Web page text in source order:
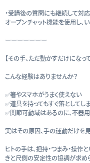
・受講後の質問にも継続して対応
オープンチャット機能を使用し、
ーーーーーーー
【その手、ただ動かすだけになっ
こんな経験はありませんか？
✅箸やスマホがうまく使えない
✅道具を持ってもすぐ落としてし
✅関節可動域はあるのに、不器
実はその原因、手の運動だけを
ヒトの手は、把持・つまみ・操
きと尺側の安定性の協調が求め